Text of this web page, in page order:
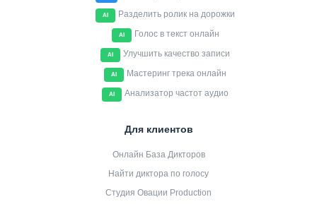
AI Разделить ролик на дорожки
AI Голос в текст онлайн
AI Улучшить качество записи
AI Мастеринг трека онлайн
AI Анализатор частот аудио
Для клиентов
Онлайн База Дикторов
Найти диктора по голосу
Студия Овации Production